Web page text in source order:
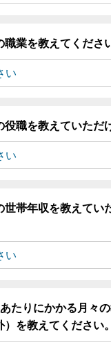
職業を教えてくださ
役職を教えていただ
世帯年収を教えてい
たりにかかる月々
を教えてください。